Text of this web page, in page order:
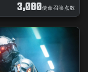
3,000使命召唤点数